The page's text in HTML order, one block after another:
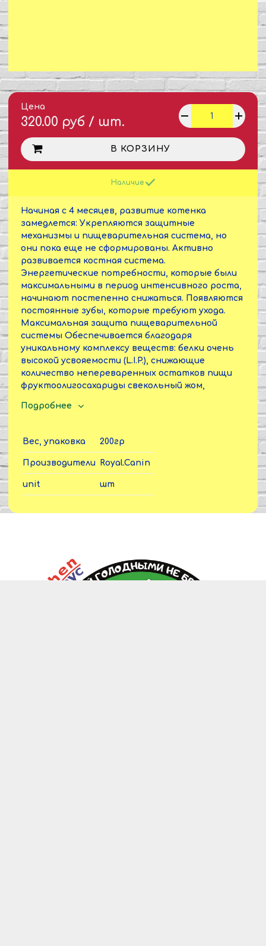
Цена
320.00 руб / шт.
В КОРЗИНУ
Наличие
Начиная с 4 месяцев, развитие котенка
замедлется: Укрепляются защитные
механизмы и пищеварительная система, но
они пока еще не сформированы. Активно
развивается костная система.
Энергетические потребности, которые были
максимальными в период интенсивного роста,
начинают постепенно снижаться. Появляются
постоянные зубы, которые требуют ухода.
Максимальная защита пищеварительной
системы Обеспечивается благодаря
уникальному комплексу веществ: белки очень
высокой усвояемости (L.I.P.), снижающие
количество непереваренных остатков пищи
фруктоолигосахариды свекольный жом,
микрофлоры жирные кислоты EPA и DHA,
Подробнее
Вес, упаковка 200гр
Производители Royal.Canin
unit шт